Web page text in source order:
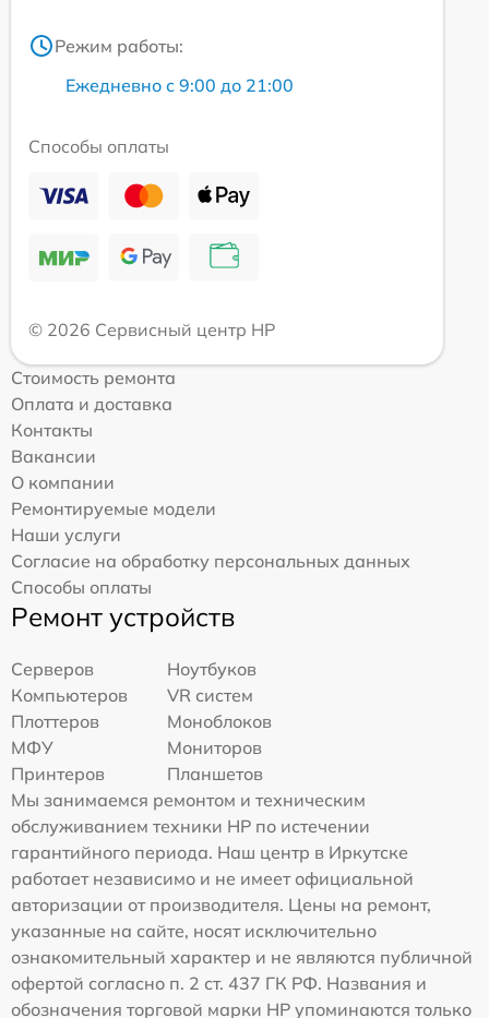
Режим работы:
Ежедневно с 9:00 до 21:00
Способы оплаты
© 2026 Сервисный центр HP
Стоимость ремонта
Оплата и доставка
Контакты
Вакансии
О компании
Ремонтируемые модели
Наши услуги
Согласие на обработку персональных данных
Способы оплаты
Ремонт устройств
Серверов
Ноутбуков
Компьютеров
VR систем
Плоттеров
Моноблоков
МФУ
Мониторов
Принтеров
Планшетов
Мы занимаемся ремонтом и техническим
обслуживанием техники HP по истечении
гарантийного периода. Наш центр в Иркутске
работает независимо и не имеет официальной
авторизации от производителя. Цены на ремонт,
указанные на сайте, носят исключительно
ознакомительный характер и не являются публичной
офертой согласно п. 2 ст. 437 ГК РФ. Названия и
обозначения торговой марки HP упоминаются только